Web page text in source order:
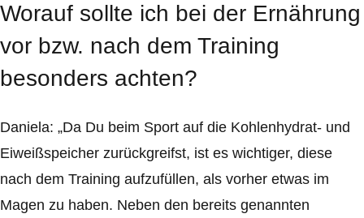
Worauf sollte ich bei der Ernährung
vor bzw. nach dem Training
besonders achten?
Daniela: „Da Du beim Sport auf die Kohlenhydrat- und
Eiweißspeicher zurückgreifst, ist es wichtiger, diese
nach dem Training aufzufüllen, als vorher etwas im
Magen zu haben. Neben den bereits genannten